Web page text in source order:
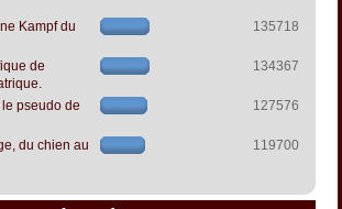
Kampf du
135718
de
134367
pseudo de
127576
du chien au
119700